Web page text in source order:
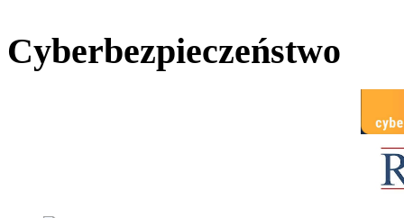
Cyberbezpieczeństwo